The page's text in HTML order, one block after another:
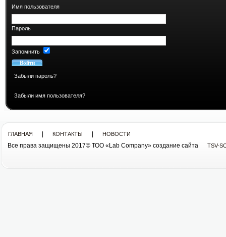
Имя пользователя
Пароль
Запомнить
Забыли пароль?
Забыли имя пользователя?
ГЛАВНАЯ КОНТАКТЫ НОВОСТИ
Все права защищены 2017© ТОО «Lab Company» cоздание сайта TSV-